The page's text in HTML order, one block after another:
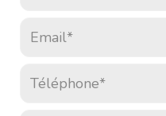
Téléphone* :